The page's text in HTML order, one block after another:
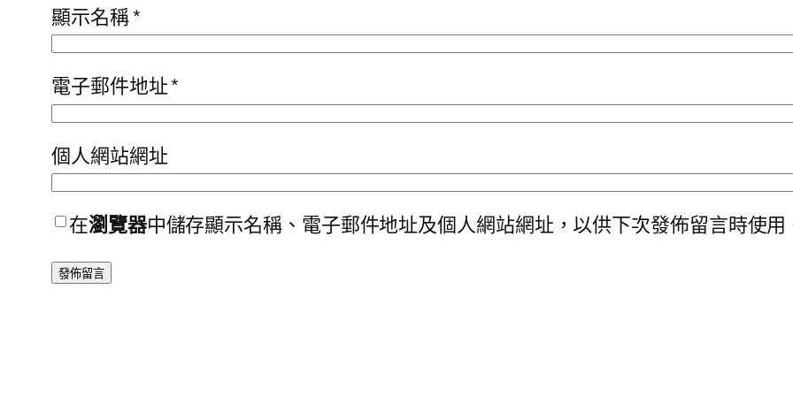
顯示名稱*
電子郵件地址*
個人網站網址
在瀏覽器中儲存顯示名稱、電子郵件地址及個人網站網址，以供下次發佈留言時使用